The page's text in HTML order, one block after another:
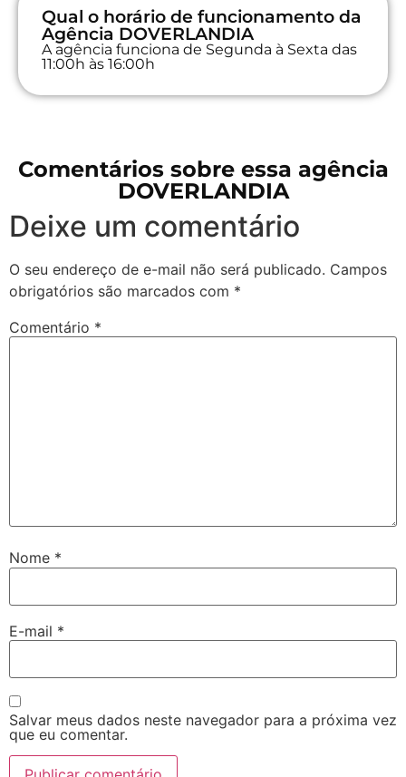
Qual o horário de funcionamento da
Agência DOVERLANDIA
A agência funciona de Segunda à Sexta das
11:00h às 16:00h
Comentários sobre essa agência
DOVERLANDIA
Deixe um comentário
O seu endereço de e-mail não será publicado. Campos
obrigatórios são marcados com *
Comentário *
Nome *
E-mail *
Salvar meus dados neste navegador para a próxima vez
que eu comentar.